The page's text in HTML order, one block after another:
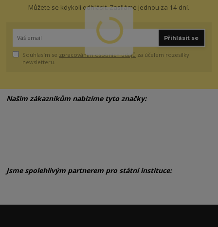
Můžete se kdykoli odhlásit. Zasíláme jednou za 14 dní.
Přihlásit se
Souhlasím se zpracováním osobních údajů za účelem rozesílky
newsletteru.
Našim zákazníkům nabízíme tyto značky:
Jsme spolehlivým partnerem pro státní instituce: